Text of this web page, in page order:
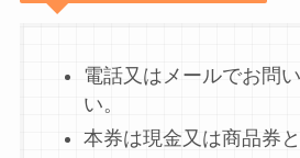
電話又はメールでお問
い。
本券は現金又は商品券